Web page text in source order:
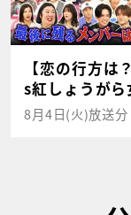
【恋の行方
s紅しょうが
8月4日(火)放送分